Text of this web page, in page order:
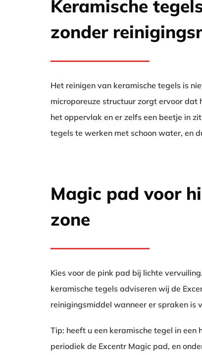
Keramische
zonder
Het reinigen van keramische tegels is
microporeuze structuur zorgt ervoor
het oppervlak en er zelfs een beetje in
tegels te werken met schoon water, en
Magic pad voor
zone
Kies voor de pink pad bij lichte
keramische tegels adviseren wij de
reinigingsmiddel wanneer er spraken is
Tip: heeft u een keramische tegel in een
periodiek de Excentr Magic pad, en